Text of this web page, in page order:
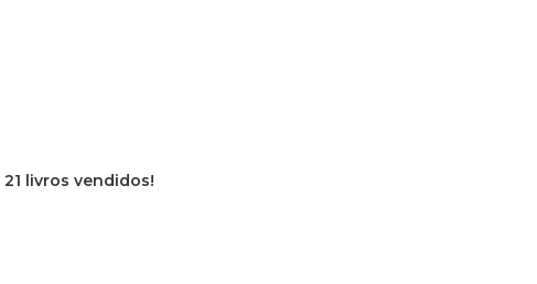
21 livros vendidos!